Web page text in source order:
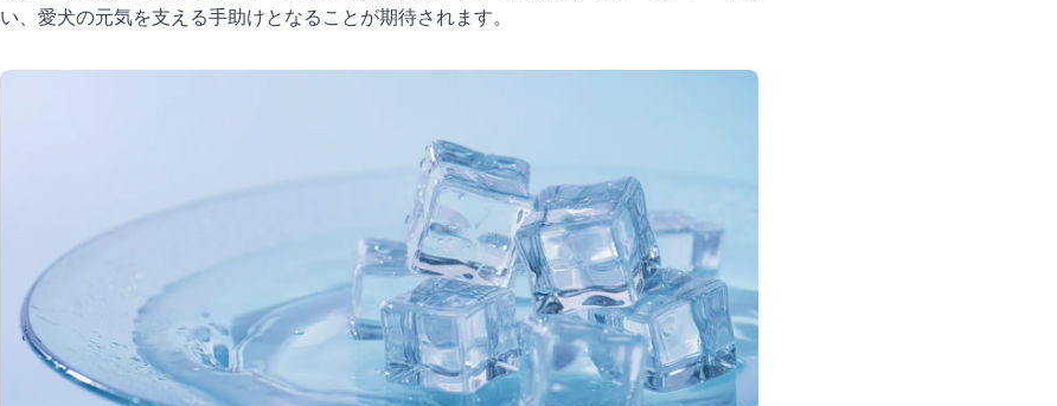
い、愛犬の元気を支える手助けとなることが期待されます。